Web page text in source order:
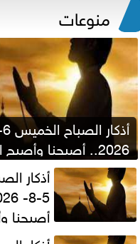
منوعات
2026.. أصبحنا
والحمد لله
أذكار
أصبحنا
الملك لله والحمد لله